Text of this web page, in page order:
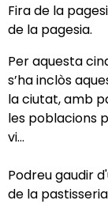
Fira de la
de la pagesia.
Per aquesta
s’ha inclòs
la ciutat, amb
les poblacions
vi…
Podreu gaudir
de la